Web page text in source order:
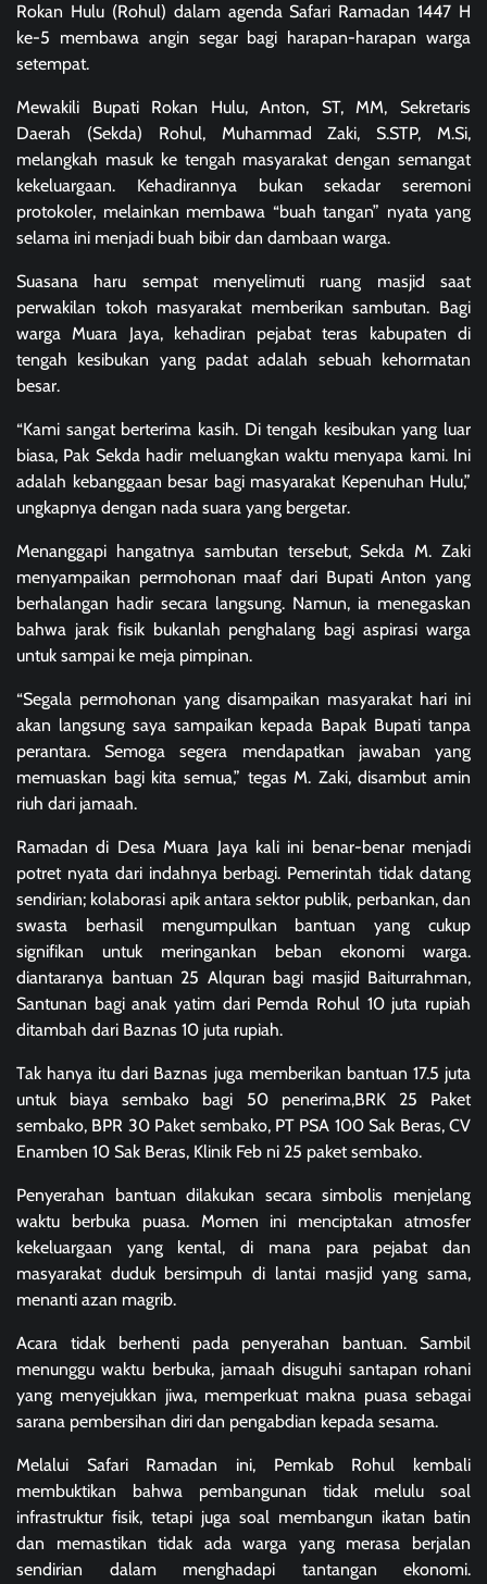
Rokan Hulu (Rohul) dalam agenda Safari Ramadan 1447 H
ke-5 membawa angin segar bagi harapan-harapan warga
setempat.
Mewakili Bupati Rokan Hulu, Anton, ST, MM, Sekretaris
Daerah (Sekda) Rohul, Muhammad Zaki, S.STP, M.Si,
melangkah masuk ke tengah masyarakat dengan semangat
kekeluargaan. Kehadirannya bukan sekadar seremoni
protokoler, melainkan membawa “buah tangan” nyata yang
selama ini menjadi buah bibir dan dambaan warga.
Suasana haru sempat menyelimuti ruang masjid saat
perwakilan tokoh masyarakat memberikan sambutan. Bagi
warga Muara Jaya, kehadiran pejabat teras kabupaten di
tengah kesibukan yang padat adalah sebuah kehormatan
besar.
“Kami sangat berterima kasih. Di tengah kesibukan yang luar
biasa, Pak Sekda hadir meluangkan waktu menyapa kami. Ini
adalah kebanggaan besar bagi masyarakat Kepenuhan Hulu,”
ungkapnya dengan nada suara yang bergetar.
Menanggapi hangatnya sambutan tersebut, Sekda M. Zaki
menyampaikan permohonan maaf dari Bupati Anton yang
berhalangan hadir secara langsung. Namun, ia menegaskan
bahwa jarak fisik bukanlah penghalang bagi aspirasi warga
untuk sampai ke meja pimpinan.
“Segala permohonan yang disampaikan masyarakat hari ini
akan langsung saya sampaikan kepada Bapak Bupati tanpa
perantara. Semoga segera mendapatkan jawaban yang
memuaskan bagi kita semua,” tegas M. Zaki, disambut amin
riuh dari jamaah.
Ramadan di Desa Muara Jaya kali ini benar-benar menjadi
potret nyata dari indahnya berbagi. Pemerintah tidak datang
sendirian; kolaborasi apik antara sektor publik, perbankan, dan
swasta berhasil mengumpulkan bantuan yang cukup
signifikan untuk meringankan beban ekonomi warga.
diantaranya bantuan 25 Alquran bagi masjid Baiturrahman,
Santunan bagi anak yatim dari Pemda Rohul 10 juta rupiah
ditambah dari Baznas 10 juta rupiah.
Tak hanya itu dari Baznas juga memberikan bantuan 17.5 juta
untuk biaya sembako bagi 50 penerima,BRK 25 Paket
sembako, BPR 30 Paket sembako, PT PSA 100 Sak Beras, CV
Enamben 10 Sak Beras, Klinik Feb ni 25 paket sembako.
Penyerahan bantuan dilakukan secara simbolis menjelang
waktu berbuka puasa. Momen ini menciptakan atmosfer
kekeluargaan yang kental, di mana para pejabat dan
masyarakat duduk bersimpuh di lantai masjid yang sama,
menanti azan magrib.
Acara tidak berhenti pada penyerahan bantuan. Sambil
menunggu waktu berbuka, jamaah disuguhi santapan rohani
yang menyejukkan jiwa, memperkuat makna puasa sebagai
sarana pembersihan diri dan pengabdian kepada sesama.
Melalui Safari Ramadan ini, Pemkab Rohul kembali
membuktikan bahwa pembangunan tidak melulu soal
infrastruktur fisik, tetapi juga soal membangun ikatan batin
dan memastikan tidak ada warga yang merasa berjalan
sendirian dalam menghadapi tantangan ekonomi.